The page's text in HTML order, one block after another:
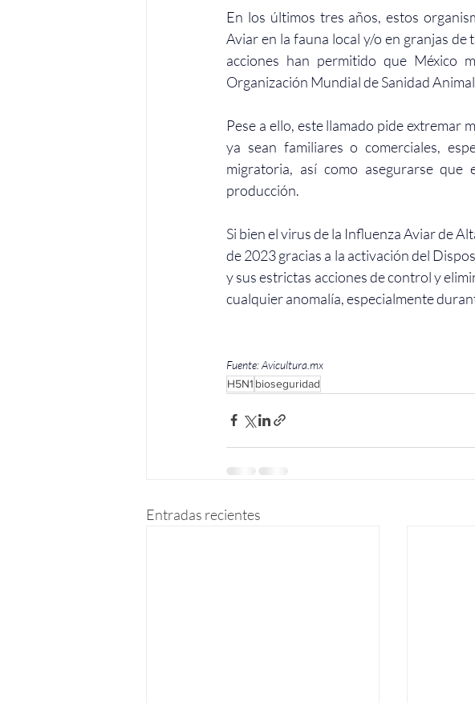
En los últimos tres años, estos
Aviar en la fauna local y/o en granjas
acciones han permitido que México
Organización Mundial de Sanidad
Pese a ello, este llamado pide extremar
ya sean familiares o comerciales,
migratoria, así como asegurarse
producción.
Si bien el virus de la Influenza Aviar de
de 2023 gracias a la activación del
y sus estrictas acciones de control y
cualquier anomalía, especialmente
Fuente: Avicultura.mx
H5N1 bioseguridad
Entradas recientes